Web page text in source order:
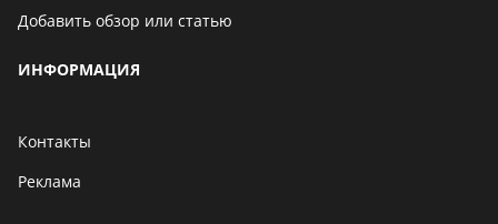
Добавить обзор или статью
ИНФОРМАЦИЯ
Контакты
Реклама